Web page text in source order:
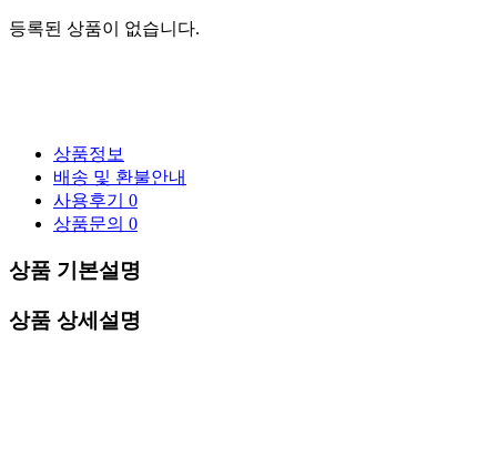
등록된 상품이 없습니다.
상품정보
배송 및 환불안내
사용후기 0
상품문의 0
상품 기본설명
상품 상세설명